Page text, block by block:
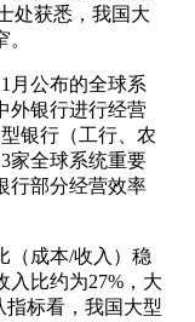
处获悉，我国大
月公布的全球系
外银行进行经营
银行（工行、农
家全球系统重要
行部分经营效率
（成本/收入）稳
入比约为27%，大
指标看，我国大型